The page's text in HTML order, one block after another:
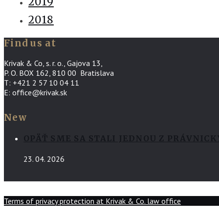
2018
Find us at
Krivak & Co, s. r. o., Gajova 13,
P. O. BOX 162, 810 00 Bratislava
T: +421 2 57 10 04 11
E: office@krivak.sk
New
OPÄŤ SME SA STALI JEDNOU Z
23. 04. 2026
Terms of privacy protection at Krivak & Co. law office